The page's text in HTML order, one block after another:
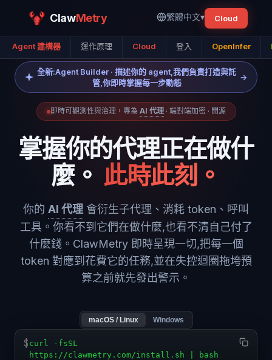
ClawMetry 繁體中文▾ Cloud
Agent 建構器 運作原理 Cloud 登入 OpenInfer
全新:Agent Builder · 描述你的 agent,我們負責打造與託
管,你即時掌握每一步動態
→
即時可觀測性與治理，專為 AI 代理 · 端對端加密 · 開源
掌握你的代理正在做什
麼。 此時此刻。
你的 AI 代理 會衍生子代理、消耗 token、呼叫
工具。你看不到它們在做什麼,也看不清自己付了
什麼錢。ClawMetry 即時呈現一切,把每一個
token 對應到花費它的任務,並在失控迴圈拖垮預
算之前就先發出警示。
macOS / Linux Windows
$ curl -fsSL
https://clawmetry.com/install.sh | bash